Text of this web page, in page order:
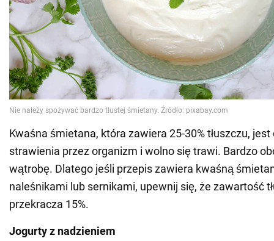
Kwaśna śmietana, która zawiera 25-30% tłuszczu,
strawienia przez organizm i wolno się trawi. Bardzo
wątrobę. Dlatego jeśli przepis zawiera kwaśną
naleśnikami lub sernikami, upewnij się, że zawartość
przekracza 15%.
Jogurty z nadzieniem